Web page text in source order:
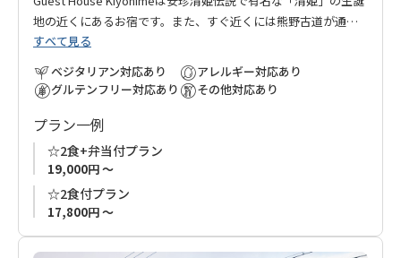
地の近くにあるお宿です。また、すぐ近くには熊野古道が通っ
ております。
ふもとの清姫バス停から滝尻王子まで路線バスで約３分、徒歩
でも約20分なので、滝尻から熊野古道を歩くのに便利なお宿で
す。
長期滞在の方も安心してお泊まりいただけるように各階にはそ
れぞれお風呂・トイレ・洗濯機・乾燥機・冷蔵庫などの設備が
揃っております。
お友達同士、ご家族でのご利用にぴったりなお宿です。皆さま
のお越しをお待ちしております。
* フロア貸切プランの新規受付は終了いたしました。現在はバ
すべて見る
ベジタリアン対応あり
グルテンフリー対応あり
アレルギー対応あり
その他対応あり
プラン一例
☆2食+弁当付プラン
19,000円 ～
☆2食付プラン
17,800円 ～